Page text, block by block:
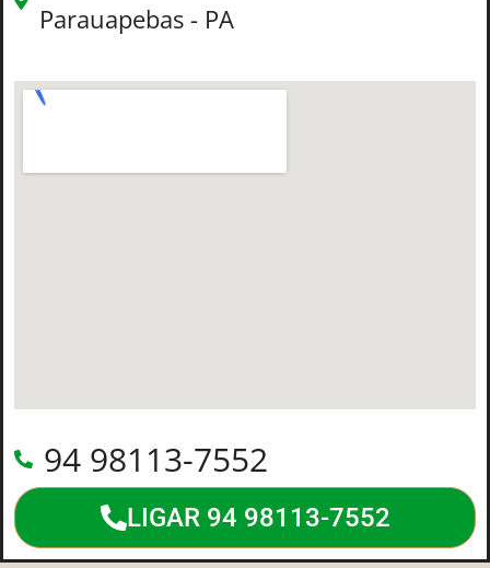
Parauapebas - PA
94 98113-7552
LIGAR 94 98113-7552